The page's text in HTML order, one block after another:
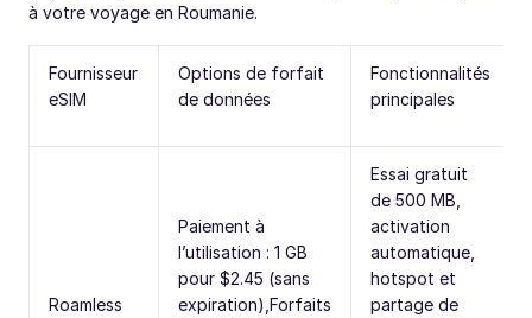
à votre voyage en Roumanie.
Fournisseur
eSIM
Options de forfait
de données
Fonctionnalités
principales
Roamless
Paiement à
l’utilisation : 1 GB
pour $2.45 (sans
expiration),Forfaits
Essai gratuit
de 500 MB,
activation
automatique,
hotspot et
partage de